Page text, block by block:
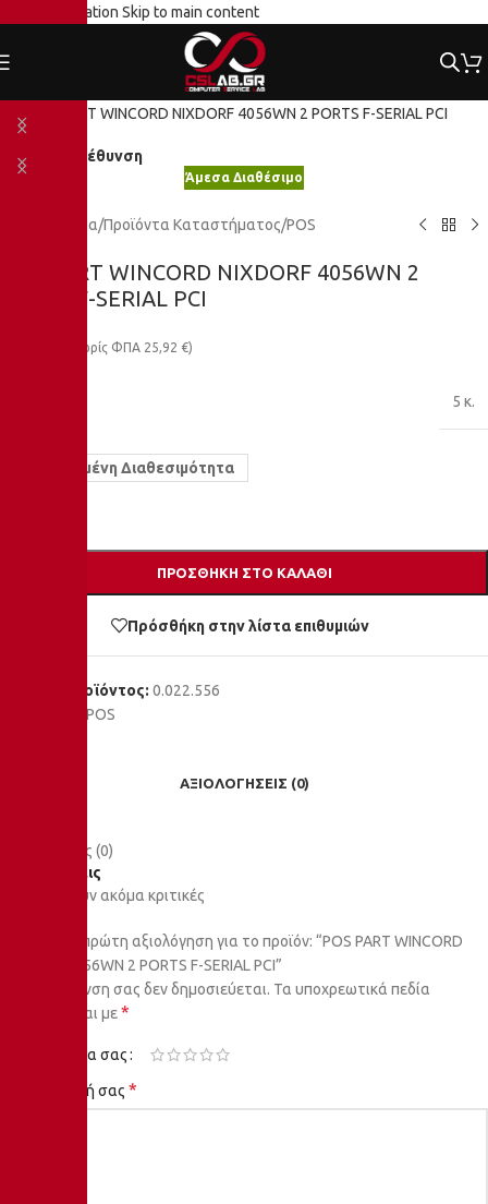
Skip to navigation Skip to main content
Κλικ για μεγέθυνση
Άμεσα Διαθέσιμο
Αρχική σελίδα/Προϊόντα Καταστήματος/POS
POS PART WINCORD NIXDORF 4056WN 2
PORTS F-SERIAL PCI
(χωρίς ΦΠΑ 25,92 €)
5 κ.
Περιορισμένη Διαθεσιμότητα
ΠΡΟΣΘΉΚΗ ΣΤΟ ΚΑΛΆΘΙ
Πρόσθήκη στην λίστα επιθυμιών
Κωδικός προϊόντος: 0.022.556
POS
ΑΞΙΟΛΟΓΉΣΕΙΣ (0)
Αξιολογήσεις (0)
Αξιολογήσεις
Δεν υπάρχουν ακόμα κριτικές
Κάνετε την πρώτη αξιολόγηση για το προϊόν: “POS PART WINCORD
NIXDORF 4056WN 2 PORTS F-SERIAL PCI”
Η ηλ. διεύθυνση σας δεν δημοσιεύεται. Τα υποχρεωτικά πεδία
σημειώνονται με*
Η βαθμολογία σας
Η αξιολόγησή σας *